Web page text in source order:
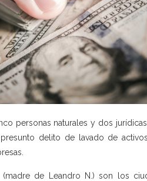
personas naturales y dos
delito de lavado de
(madre de Leandro N.) son los